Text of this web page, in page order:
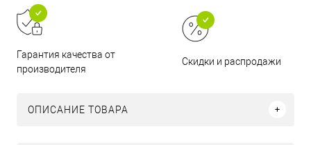
Гарантия качества от
производителя
Скидки и распродажи
ОПИСАНИЕ ТОВАРА